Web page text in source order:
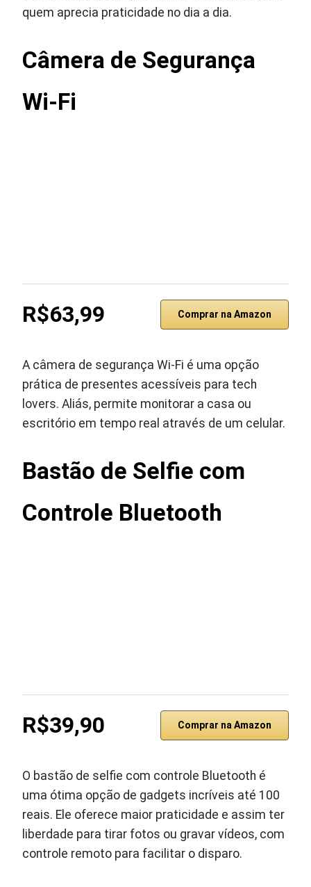
quem aprecia praticidade no dia a dia.
Câmera de Segurança
Wi-Fi
R$63,99 Comprar na Amazon
A câmera de segurança Wi-Fi é uma opção
prática de presentes acessíveis para tech
lovers. Aliás, permite monitorar a casa ou
escritório em tempo real através de um celular.
Bastão de Selfie com
Controle Bluetooth
R$39,90 Comprar na Amazon
O bastão de selfie com controle Bluetooth é
uma ótima opção de gadgets incríveis até 100
reais. Ele oferece maior praticidade e assim ter
liberdade para tirar fotos ou gravar vídeos, com
controle remoto para facilitar o disparo.